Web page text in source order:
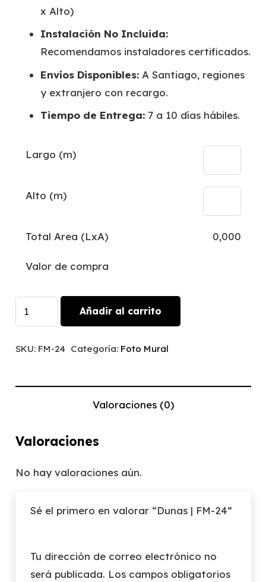
x Alto)
Instalación No Incluida:
Recomendamos instaladores certificados.
Envíos Disponibles: A Santiago, regiones
y extranjero con recargo.
Tiempo de Entrega: 7 a 10 días hábiles.
Largo (m)
Alto (m)
Total Area (LxA) 0,000
Valor de compra
|
Añadir al carrito
SKU: FM-24 Categoría: Foto Mural
Valoraciones (0)
Valoraciones
No hay valoraciones aún.
Sé el primero en valorar “Dunas | FM-24”
Tu dirección de correo electrónico no
será publicada. Los campos obligatorios